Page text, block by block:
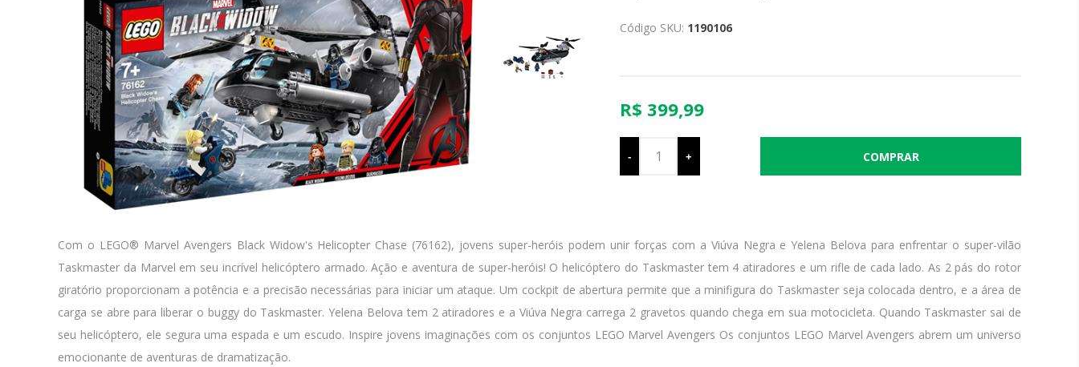
Código SKU: 1190106
R$ 399,99
- +
Com o LEGO® Marvel Avengers Black Widow's Helicopter Chase (76162), jovens super-heróis podem unir forças com a Viúva Negra e Yelena Belova para enfrentar o super-vilão
Taskmaster da Marvel em seu incrível helicóptero armado. Ação e aventura de super-heróis! O helicóptero do Taskmaster tem 4 atiradores e um rifle de cada lado. As 2 pás do rotor
giratório proporcionam a potência e a precisão necessárias para iniciar um ataque. Um cockpit de abertura permite que a minifigura do Taskmaster seja colocada dentro, e a área de
carga se abre para liberar o buggy do Taskmaster. Yelena Belova tem 2 atiradores e a Viúva Negra carrega 2 gravetos quando chega em sua motocicleta. Quando Taskmaster sai de
seu helicóptero, ele segura uma espada e um escudo. Inspire jovens imaginações com os conjuntos LEGO Marvel Avengers Os conjuntos LEGO Marvel Avengers abrem um universo
emocionante de aventuras de dramatização.